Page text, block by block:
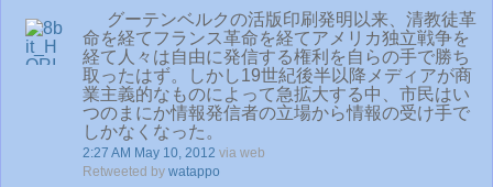
グーテンベルクの活版印刷発明以来、清教徒革
命を経てフランス革命を経てアメリカ独立戦争を
経て人々は自由に発信する権利を自らの手で勝ち
取ったはず。しかし19世紀後半以降メディアが商
業主義的なものによって急拡大する中、市民はい
つのまにか情報発信者の立場から情報の受け手で
しかなくなった。
2:27 AM May 10, 2012 via web
Retweeted by watappo